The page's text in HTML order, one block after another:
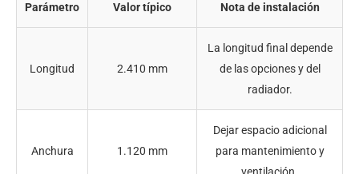
Parámetro Valor típico Nota de instalación
Longitud 2.410 mm
La longitud final depende
de las opciones y del
radiador.
Anchura 1.120 mm
Dejar espacio adicional
para mantenimiento y